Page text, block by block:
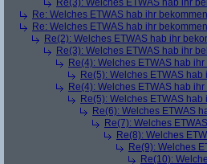
Re(3): Welches ETWAS hab ihr
Re: Welches ETWAS hab ihr
Re: Welches ETWAS hab ihr
Re(2): Welches ETWAS hab ihr
Re(3): Welches ETWAS hab ihr
Re(4): Welches ETWAS hab
Re(5): Welches ETWAS hab
Re(4): Welches ETWAS hab
Re(5): Welches ETWAS hab
Re(6): Welches ETWAS
Re(7): Welches
Re(8): Welches
Re(9): Welches
Re(10):